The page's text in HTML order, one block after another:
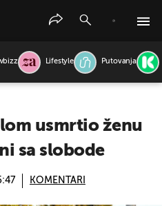
Lifestyle Putovanja
usmrtio ženu
sa slobode
KOMENTARI